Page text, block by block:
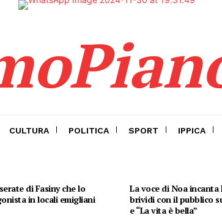
CULTURA POLITICA SPORT IPPICA
di Fasiny che lo
in locali emigliani
La voce di Noa incanta
brividi con il pubblico
e “La vita è bella”